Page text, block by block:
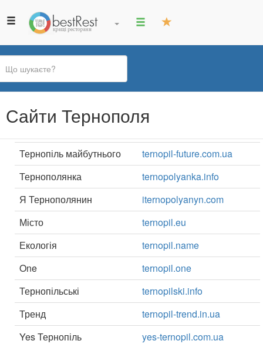
Ви
єСайти Тернополя
Тернопіль майбутнього
ternopil-future.com.ua
Тернополянка
ternopolyanka.info
Я Тернополянин
iternopolyanyn.com
Місто
ternopil.eu
Екологія
ternopil.name
One
ternopil.one
Тернопільські
ternopilski.info
Тренд
ternopil-trend.in.ua
Yes Тернопіль
yes-ternopil.com.ua